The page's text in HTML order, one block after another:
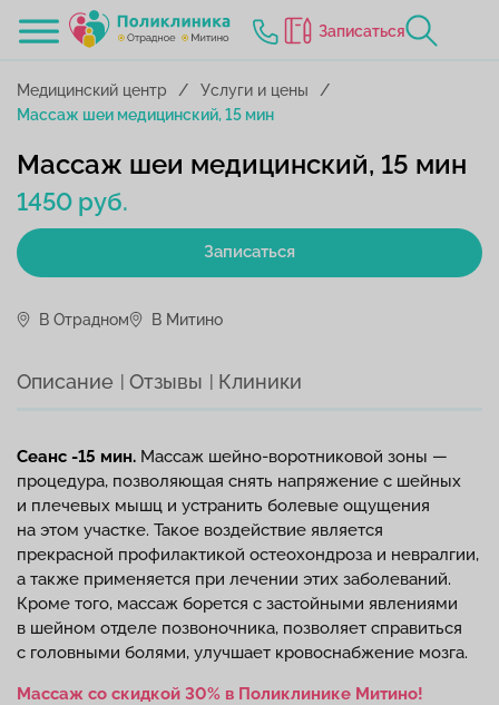
Записаться
Медицинский центр
Услуги и цены
Массаж шеи медицинский, 15 мин
1450 руб.
Записаться
Массаж шеи медицинский, 15 мин
В Отрадном В Митино
Описание Отзывы Клиники
Сеанс -15 мин. Массаж шейно-воротниковой зоны —
процедура, позволяющая снять напряжение с шейных
и плечевых мышц и устранить болевые ощущения
на этом участке. Такое воздействие является
прекрасной профилактикой остеохондроза и невралгии,
а также применяется при лечении этих заболеваний.
Кроме того, массаж борется с застойными явлениями
в шейном отделе позвоночника, позволяет справиться
с головными болями, улучшает кровоснабжение мозга.
Массаж со скидкой 30% в Поликлинике Митино!